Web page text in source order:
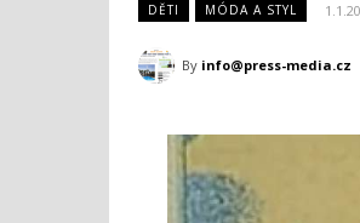
DĚTI MÓDA A STYL
By info@press-media.cz